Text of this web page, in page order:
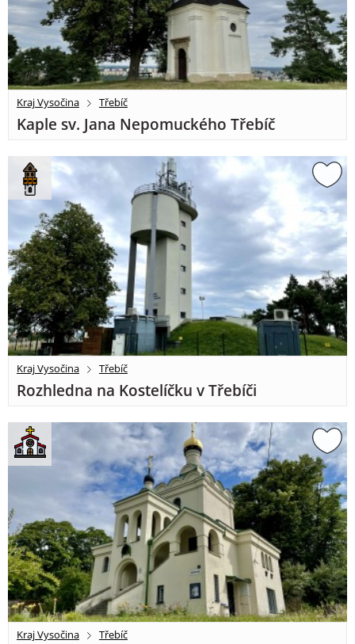
Kraj Vysočina Třebíč
Kaple sv. Jana Nepomuckého Třebíč
Kraj Vysočina Třebíč
Rozhledna na Kostelíčku v Třebíči
Kraj Vysočina Třebíč